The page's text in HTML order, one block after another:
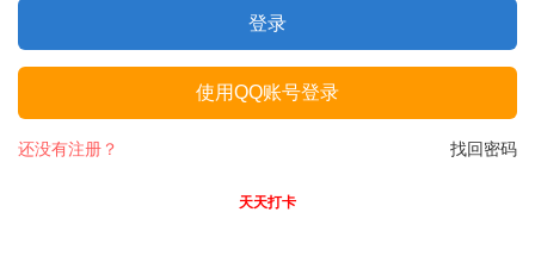
登录
使用QQ账号登录
找回密码
还没有注册？
天天打卡